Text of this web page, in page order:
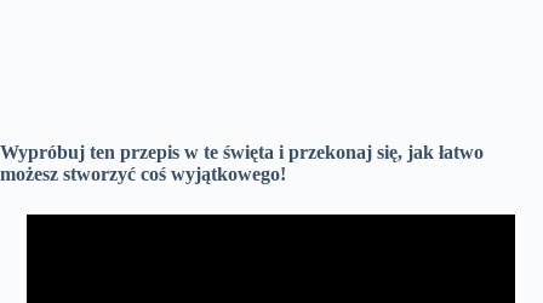
Wypróbuj ten przepis w te święta i przekonaj się, jak łatwo
możesz stworzyć coś wyjątkowego!